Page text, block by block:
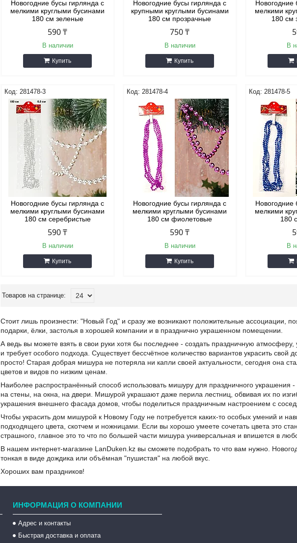
Новогодние бусы гирлянда с
мелкими круглыми бусинами
180 см зеленые
590 ₸
В наличии
Купить
Новогодние бусы гирлянда с
крупными круглыми бусинами
180 см прозрачные
750 ₸
В наличии
Купить
Новогодние
мелкими
180 см
В
281478-3
Новогодние бусы гирлянда с
мелкими круглыми бусинами
180 см серебристые
590 ₸
В наличии
Купить
281478-4
Новогодние бусы гирлянда с
мелкими круглыми бусинами
180 см фиолетовые
590 ₸
В наличии
Купить
281478-5
Новогодние
мелкими
180
В
Стоит лишь произнести: "Новый Год" и сразу же возникают положительные ассоциации,
подарки, ёлки, застолья в хорошей компании и в празднично украшенном помещении.
А ведь вы можете взять в свои руки хотя бы последнее - создать праздничную атмосферу,
и требует особого подхода. Существует бессчётное количество вариантов украсить
просто! Старая добрая мишура не потеряла ни капли своей актуальности, сегодня она
цветов и видов по низким ценам.
Наиболее распространённый способ использовать мишуру для праздничного украшения
на стены, на окна, на двери. Мишурой украшают даже перила лестниц, обвивая их по
украшения внешнего фасада домов, чтобы поделиться праздничным настроением с
Чтобы украсить дом мишурой к Новому Году не потребуется каких-то особых умений и
подходящего цвета, скотчем и ножницами. Если вы хорошо умеете сочетать цвета это
страшного, главное это то что по большей части мишура универсальная и впишется в
В нашем интернет-магазине LanDuken.kz вы сможете подобрать то что вам нужно.
тонкая в виде дождика или объёмная "пушистая" на любой вкус.
Хороших вам праздников!
ИНФОРМАЦИЯ О КОМПАНИИ
Адрес и контакты
Быстрая доставка и оплата